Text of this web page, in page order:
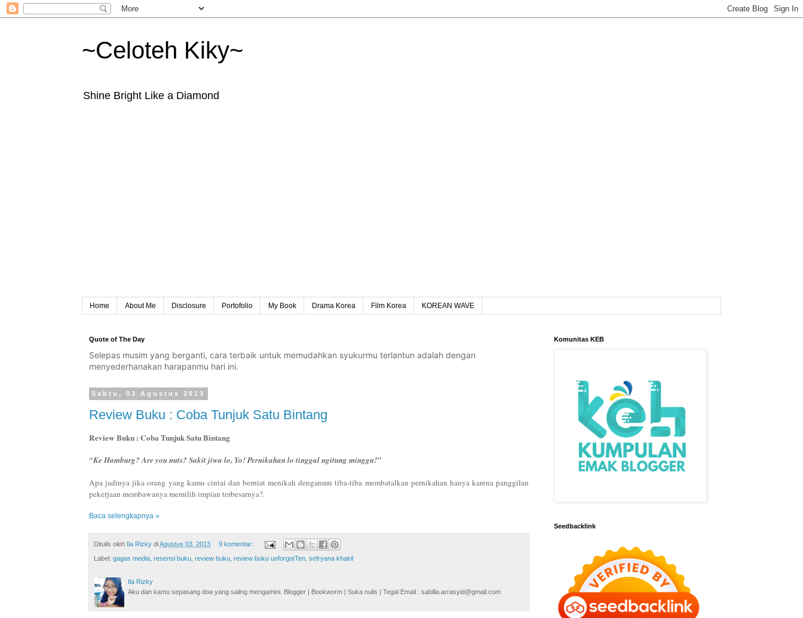
~Celoteh Kiky~
Shine Bright Like a Diamond
Home About Me Disclosure Portofolio My Book Drama Korea Film Korea KOREAN WAVE
Quote of The Day
Selepas musim yang berganti, cara terbaik untuk memudahkan syukurmu terlantun adalah dengan
menyederhanakan harapanmu hari ini.
Sabtu, 03 Agustus 2013
Review Buku : Coba Tunjuk Satu Bintang
Review Buku : Coba Tunjuk Satu Bintang
“Ke Hamburg? Are you nuts? Sakit jiwa lo, Yo! Pernikahan lo tinggal ngitung minggu!”
Apa jadinya jika orang yang kamu cintai dan berniat menikah denganmu tiba-tiba membatalkan pernikahan hanya karena panggilan
pekerjaan membawanya memilih impian terbesarnya?.
Baca selengkapnya »
Ditulis oleh Ila Rizky diAgustus 03, 2013 9 komentar:
Label: gagas media, resensi buku, review buku, review buku unforgotTen, sefryana khairil
Ila Rizky
Aku dan kamu sepasang doa yang saling mengamini. Blogger | Bookworm | Suka nulis | Tegal Email : sabilla.arrasyid@gmail.com
Komunitas KEB
Seedbacklink